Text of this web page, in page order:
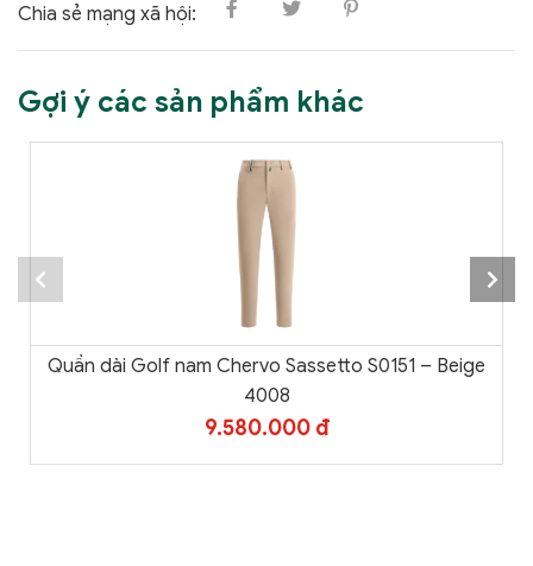
Chia sẻ mạng xã hội:
Gợi ý các sản phẩm khác
Quần dài Golf nam Chervo Sassetto S0151 – Beige
4008
9.580.000 đ